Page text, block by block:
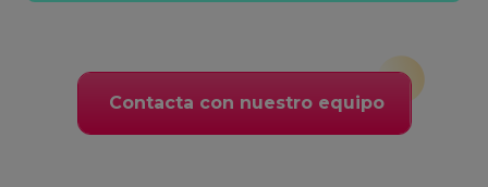
Contacta con nuestro equipo